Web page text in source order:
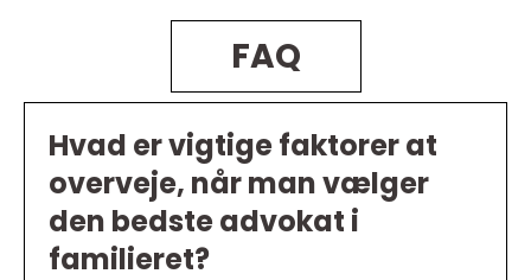
FAQ
Hvad er vigtige faktorer at
overveje, når man vælger
den bedste advokat i
familieret?